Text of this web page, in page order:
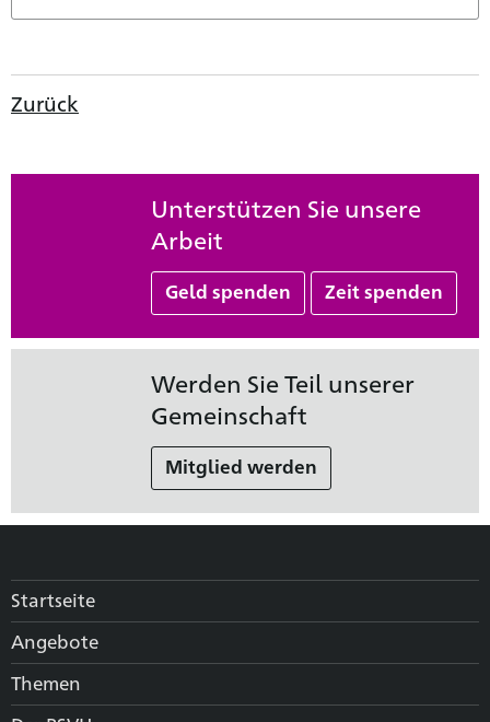
Zurück
Unterstützen Sie unsere
Arbeit
Geld spenden Zeit spenden
Werden Sie Teil unserer
Gemeinschaft
Mitglied werden
Startseite
Angebote
Themen